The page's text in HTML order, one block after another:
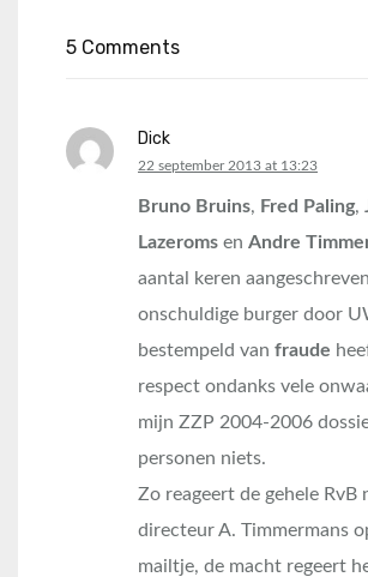
5 Comments
Dick
says:
22 september 2013 at 13:23
Bruno Bruins, Fred Paling,
Lazeroms en Andre
aantal keren
onschuldige burger door
bestempeld van fraude
respect ondanks vele
mijn ZZP 2004-2006
personen niets.
Zo reageert de gehele RvB
directeur A. Timmermans
mailtje, de macht regeert